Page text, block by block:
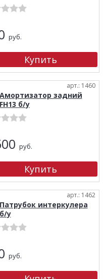
руб.
арт.: 1460
Амортизатор задний
б/у
руб.
арт.: 1462
Патрубок интеркулера
у
руб.